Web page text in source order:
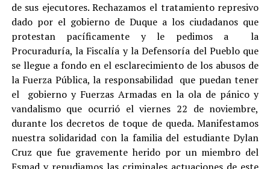
de sus ejecutores. Rechazamos el tratamiento represivo
dado por el gobierno de Duque a los ciudadanos que
protestan pacíficamente y le pedimos a la
Procuraduría, la Fiscalía y la Defensoría del Pueblo que
se llegue a fondo en el esclarecimiento de los abusos de
la Fuerza Pública, la responsabilidad que puedan tener
el gobierno y Fuerzas Armadas en la ola de pánico y
vandalismo que ocurrió el viernes 22 de noviembre,
durante los decretos de toque de queda. Manifestamos
nuestra solidaridad con la familia del estudiante Dylan
Cruz que fue gravemente herido por un miembro del